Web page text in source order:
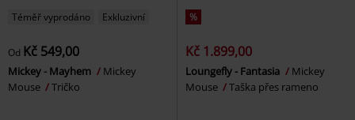
Téměř vyprodáno Exkluzivní
Od Kč 549,00
Mickey - Mayhem
Mickey
Mouse
Tričko
%
Kč 1.899,00
Loungefly - Fantasia
Mickey
Mouse
Taška přes rameno